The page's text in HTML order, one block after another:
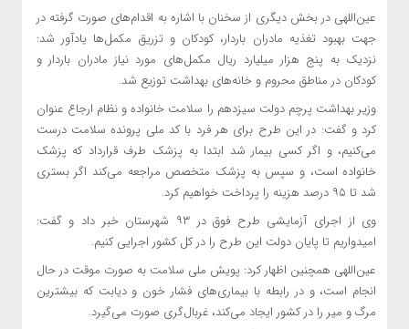
عین‌اللهی در بخش دیگری از سخنان با اشاره به اقدام‌های صورت گرفته در
جهت بهبود تغذیه مادران باردار، کودکان و تزریق مکمل‌ها یادآور شد:
نزدیک به پنج هزار میلیارد ریال مکمل‌های مورد نیاز مادران باردار و
کودکان در مناطق محروم و خانه‌های بهداشت توزیع شد.
وزیر بهداشت پرچم دولت سیزدهم را سلامت خانواده و نظام ارجاع عنوان
کرد و گفت: در این طرح برای هر فرد با کد ملی پرونده سلامت درست
می‌کنیم، و اگر کسی بیمار شد ابتدا به پزشک طرف قرارداد که پزشک
خانواده است، و سپس به پزشک متخصص مراجعه می‌کند اگر بستری
شد تا ۹۵ درصد هزینه را پرداخت خواهیم کرد.
وی از اجرای آزمایشی طرح فوق در ۹۳ شهرستان خبر داد و گفت:
امیدواریم تا پایان دولت این طرح را در کل کشور اجرایی کنیم.
عین‌اللهی همچنین اظهار کرد: پویش ملی سلامت به صورت موقت در حال
انجام است، و در رابطه با بیماری‌های فشار خون و دیابت که بیشترین
مرگ و میر را در کشور ایجاد می‌کند، غربال‌گری صورت می‌گیرد.